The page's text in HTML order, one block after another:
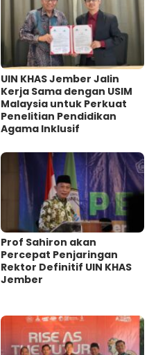
UIN KHAS Jember Jalin
Kerja Sama dengan USIM
Malaysia untuk Perkuat
Penelitian Pendidikan
Agama Inklusif
Prof Sahiron akan
Percepat Penjaringan
Rektor Definitif UIN KHAS
Jember